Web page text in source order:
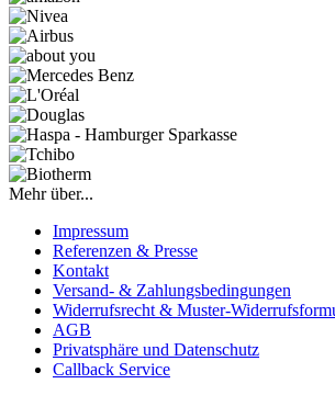
Mehr über...
Impressum
Referenzen & Presse
Kontakt
Versand- & Zahlungsbedingungen
Widerrufsrecht & Muster-
AGB
Privatsphäre und Datenschutz
Callback Service